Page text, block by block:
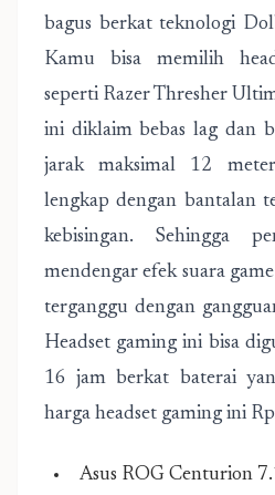
bagus berkat teknologi
Kamu bisa memilih
seperti Razer Thresher
ini diklaim bebas lag dan
jarak maksimal 12
lengkap dengan bantalan
kebisingan. Sehingga
mendengar efek suara
terganggu dengan
Headset gaming ini bisa
16 jam berkat baterai
harga headset gaming ini
Asus ROG Centurion